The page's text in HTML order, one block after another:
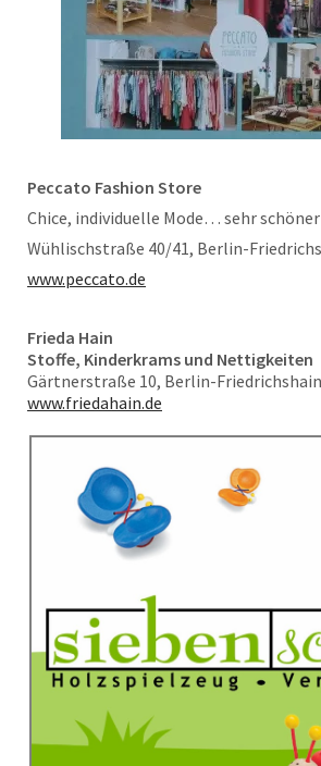
Peccato Fashion Store
Chice, individuelle Mode… sehr schöner
Wühlischstraße 40/41, Berlin-
www.peccato.de
Frieda Hain
Stoffe, Kinderkrams und Nettigkeiten
Gärtnerstraße 10, Berlin-Friedrichshain
www.friedahain.de